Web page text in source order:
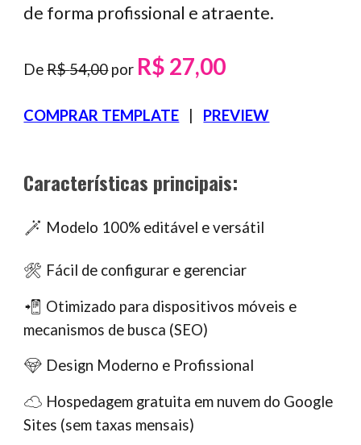
de forma profissional e atraente.
DeR$54,00por R$ 27,00
COMPRAR TEMPLATE PREVIEW
Características principais:
🪄 Modelo 100% editável e versátil
🛠 Fácil de configurar e gerenciar
📲 Otimizado para dispositivos móveis e
mecanismos de busca (SEO)
💎 Design Moderno e Profissional
☁️ Hospedagem gratuita em nuvem do Google
Sites (sem taxas mensais)